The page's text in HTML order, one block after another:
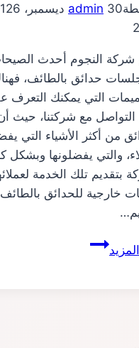
admin 30 ديسمبر، 2021
شركة النجوم أحدث
حدائق بالطائف،
التي يمكنك التعرف
التواصل مع شركتنا، حيث
من أكثر الأشياء التي
والتي يفضلونها وبشكل
بتقديم تلك الخدمة
خارجية للحدائق
جلسات